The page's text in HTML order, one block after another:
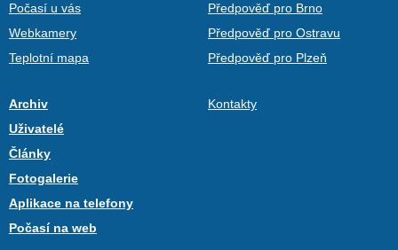
Počasí u vás
Webkamery
Teplotní mapa
Předpověď pro Brno
Předpověď pro Ostravu
Předpověď pro Plzeň
Archiv
Uživatelé
Články
Fotogalerie
Aplikace na telefony
Počasí na web
Kontakty